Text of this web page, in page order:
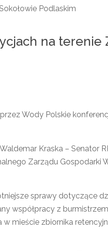
Podlaskim
na terenie
Wody Polskie
Kraska – Senator
Zarządu Gospodarki
sprawy dotyczące
współpracy z
mieście zbiornika